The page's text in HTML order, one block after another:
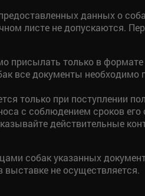
данных о
листе не допускаются.
присылать только в формате
все документы
только при поступлении
с соблюдением сроков
действительные
собак указанных
выставке не осуществляется.